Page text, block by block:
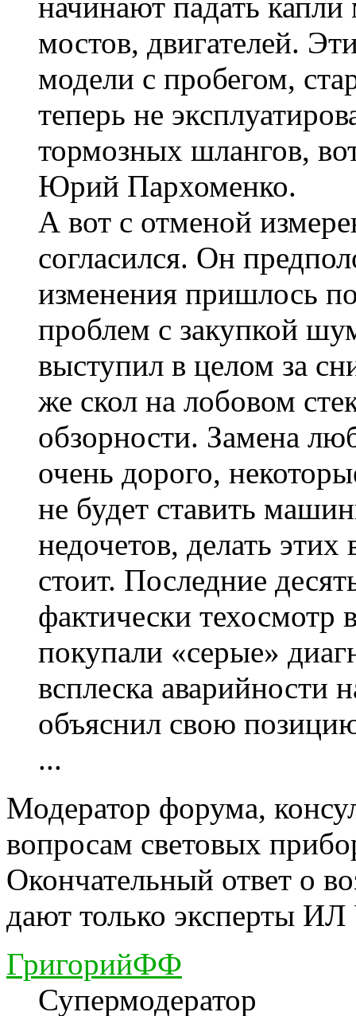
мостов, двигателей.
модели с пробегом,
теперь не
тормозных шлангов,
Юрий Пархоменко.
А вот с отменой
согласился. Он
изменения пришлось
проблем с закупкой
выступил в целом за
же скол на лобовом
обзорности. Замена
очень дорого,
не будет ставить
недочетов, делать
стоит. Последние
фактически техосмотр
покупали «серые»
всплеска
объяснил свою
...
Модератор форума,
вопросам световых
Окончательный ответ о
дают только эксперты ИЛ
ГригорийФФ
Супермодератор